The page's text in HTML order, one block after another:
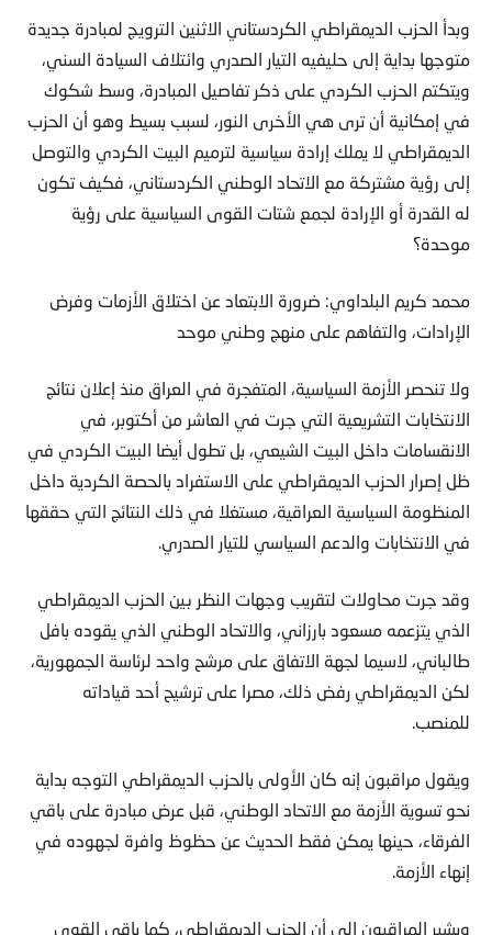
وبدأ الحزب الديمقراطي الكردستاني الاثنين الترويج لمبادرة جديدة
متوجها بداية إلى حليفيه التيار الصدري وائتلاف السيادة السني،
ويتكتم الحزب الكردي على ذكر تفاصيل المبادرة، وسط شكوك
في إمكانية أن ترى هي الأخرى النور، لسبب بسيط وهو أن الحزب
الديمقراطي لا يملك إرادة سياسية لترميم البيت الكردي والتوصل
إلى رؤية مشتركة مع الاتحاد الوطني الكردستاني، فكيف تكون
له القدرة أو الإرادة لجمع شتات القوى السياسية على رؤية
موحدة؟
محمد كريم البلداوي: ضرورة الابتعاد عن اختلاق الأزمات وفرض
الإرادات، والتفاهم على منهج وطني موحد
ولا تنحصر الأزمة السياسية، المتفجرة في العراق منذ إعلان نتائج
الانتخابات التشريعية التي جرت في العاشر من أكتوبر، في
الانقسامات داخل البيت الشيعي، بل تطول أيضا البيت الكردي في
ظل إصرار الحزب الديمقراطي على الاستفراد بالحصة الكردية داخل
المنظومة السياسية العراقية، مستغلا في ذلك النتائج التي حققها
في الانتخابات والدعم السياسي للتيار الصدري.
وقد جرت محاولات لتقريب وجهات النظر بين الحزب الديمقراطي
الذي يتزعمه مسعود بارزاني، والاتحاد الوطني الذي يقوده بافل
طالباني، لاسيما لجهة الاتفاق على مرشح واحد لرئاسة الجمهورية،
لكن الديمقراطي رفض ذلك، مصرا على ترشيح أحد قياداته
للمنصب.
ويقول مراقبون إنه كان الأولى بالحزب الديمقراطي التوجه بداية
نحو تسوية الأزمة مع الاتحاد الوطني، قبل عرض مبادرة على باقي
الفرقاء، حينها يمكن فقط الحديث عن حظوظ وافرة لجهوده في
إنهاء الأزمة.
ويشير المراقبون إلى أن الحزب الديمقراطي، كما باقي القوى